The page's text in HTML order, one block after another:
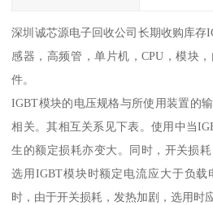
深圳诚芯源电子回收公司长期收购库存
感器，高频管，单片机，CPU，模块
件。
IGBT模块的电压规格与所使用装置的
相关。其相互关系见下表。使用中当
生的额定损耗亦变大。同时，开关损
选用IGBT模块时额定电流应大于负
时，由于开关损耗，发热加剧，选用时